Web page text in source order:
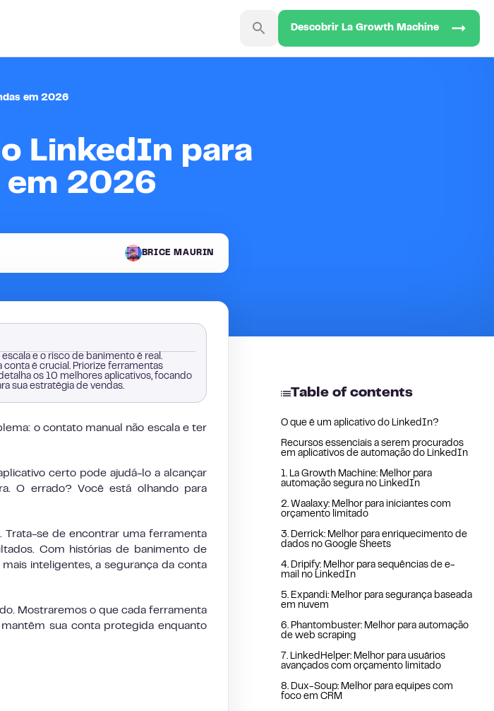
Descobrir La Growth Machine
em 2026
LinkedIn para
em 2026
BRICE MAURIN
e o risco de banimento é real.
é crucial. Priorize ferramentas
os 10 melhores aplicativos, focando
sua estratégia de vendas.
Table of contents
O que é um aplicativo do LinkedIn?
Recursos essenciais a serem procurados
em aplicativos de automação do LinkedIn
1. La Growth Machine: Melhor para
automação segura no LinkedIn
2. Waalaxy: Melhor para iniciantes com
orçamento limitado
3. Derrick: Melhor para enriquecimento de
dados no Google Sheets
4. Dripify: Melhor para sequências de e-
mail no LinkedIn
5. Expandi: Melhor para segurança baseada
em nuvem
6. Phantombuster: Melhor para automação
de web scraping
7. LinkedHelper: Melhor para usuários
avançados com orçamento limitado
8. Dux-Soup: Melhor para equipes com
foco em CRM
o contato manual não escala e ter
certo pode ajudá-lo a alcançar
O errado? Você está olhando para
Trata-se de encontrar uma ferramenta
Com histórias de banimento de
inteligentes, a segurança da conta
Mostraremos o que cada ferramenta
sua conta protegida enquanto